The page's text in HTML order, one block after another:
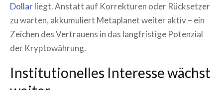
Dollarliegt. Anstatt auf Korrekturen oder Rücksetzer
zu warten, akkumuliert Metaplanet weiter aktiv – ein
Zeichen des Vertrauens in das langfristige Potenzial
der Kryptowährung.
Institutionelles Interesse wächst